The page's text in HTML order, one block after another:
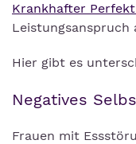
Krankhafter
Leistungsanspruch
Hier gibt es
Negatives
Frauen mit